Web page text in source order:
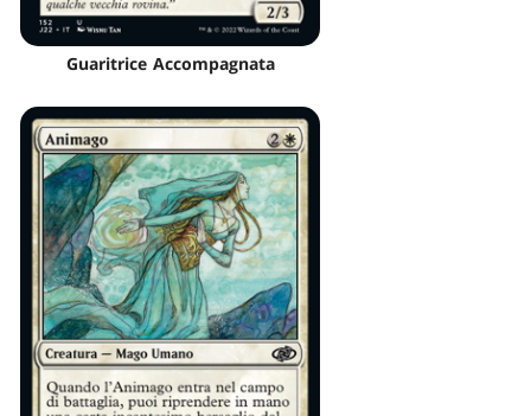
Guaritrice Accompagnata